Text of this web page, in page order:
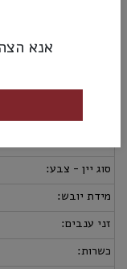
מידע נוסף אספקה
סוג יין - צבע:
מידת יובש:
זני ענבים:
כשרות:
אנא